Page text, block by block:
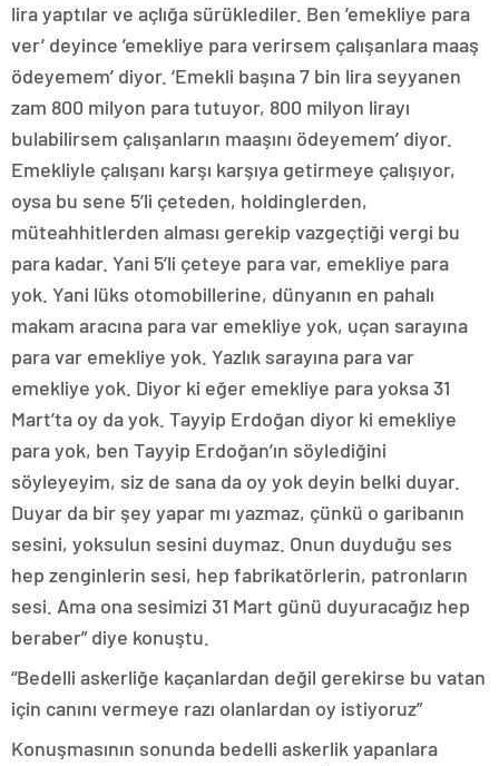
lira yaptılar ve açlığa sürüklediler. Ben ’emekliye para
ver’ deyince ’emekliye para verirsem çalışanlara maaş
ödeyemem’ diyor. ‘Emekli başına 7 bin lira seyyanen
zam 800 milyon para tutuyor, 800 milyon lirayı
bulabilirsem çalışanların maaşını ödeyemem’ diyor.
Emekliyle çalışanı karşı karşıya getirmeye çalışıyor,
oysa bu sene 5’li çeteden, holdinglerden,
müteahhitlerden alması gerekip vazgeçtiği vergi bu
para kadar. Yani 5’li çeteye para var, emekliye para
yok. Yani lüks otomobillerine, dünyanın en pahalı
makam aracına para var emekliye yok, uçan sarayına
para var emekliye yok. Yazlık sarayına para var
emekliye yok. Diyor ki eğer emekliye para yoksa 31
Mart’ta oy da yok. Tayyip Erdoğan diyor ki emekliye
para yok, ben Tayyip Erdoğan’ın söylediğini
söyleyeyim, siz de sana da oy yok deyin belki duyar.
Duyar da bir şey yapar mı yazmaz, çünkü o garibanın
sesini, yoksulun sesini duymaz. Onun duyduğu ses
hep zenginlerin sesi, hep fabrikatörlerin, patronların
sesi. Ama ona sesimizi 31 Mart günü duyuracağız hep
beraber” diye konuştu.
“Bedelli askerliğe kaçanlardan değil gerekirse bu vatan
için canını vermeye razı olanlardan oy istiyoruz”
Konuşmasının sonunda bedelli askerlik yapanlara